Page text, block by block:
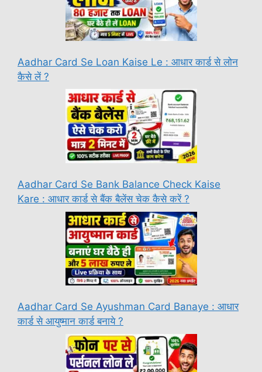
Aadhar Card Se Loan Kaise Le : आधार कार्ड से लोन
कैसे लें ?
Aadhar Card Se Bank Balance Check Kaise
Kare : आधार कार्ड से बैंक बैलेंस चेक कैसे करें ?
Aadhar Card Se Ayushman Card Banaye : आधार
कार्ड से आयुष्मान कार्ड बनाये ?